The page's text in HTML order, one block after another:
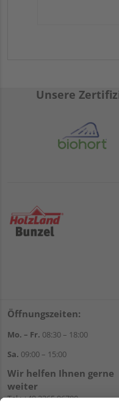
Unsere
Öffnungszeiten:
Mo. – Fr. 08:30 – 18:00
Sa. 09:00 – 15:00
Wir helfen Ihnen gerne
weiter
Tel.:+49 2365 96780